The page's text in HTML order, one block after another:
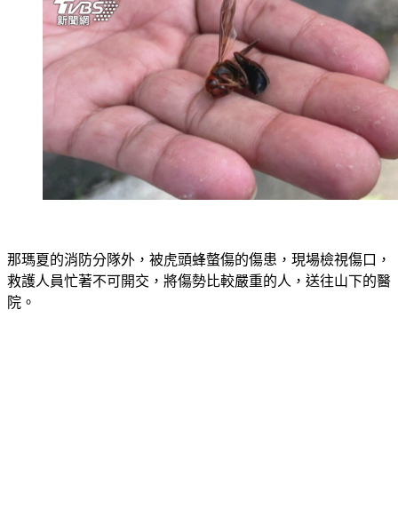
那瑪夏的消防分隊外，被虎頭蜂螫傷的傷患，現場檢視傷口，
救護人員忙著不可開交，將傷勢比較嚴重的人，送往山下的醫
院。